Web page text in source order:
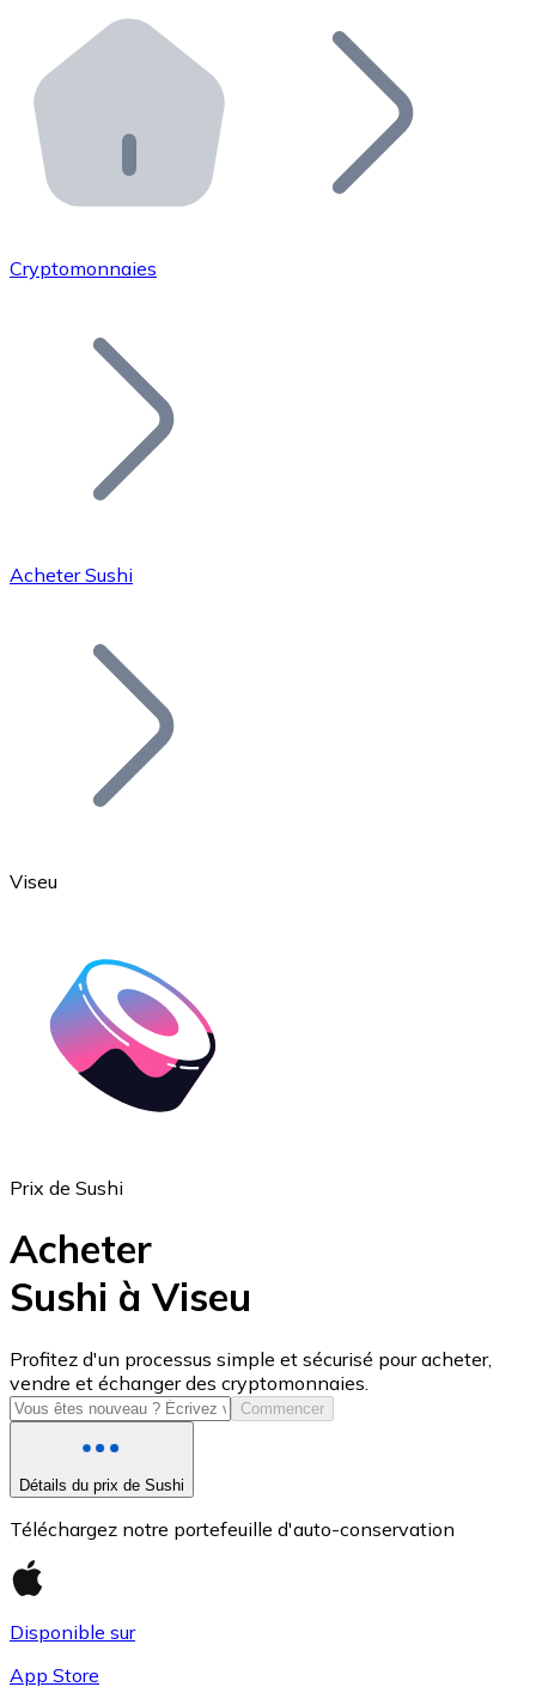
Distributeurs automatiques Bitnovo
Intégrez un ATM Bitnovo dans votre entreprise et
API Bitnovo
Intégrez notre API dans votre écosystème.
Rejoignez notre réseau de distributeurs et
Ajoutez le token de votre projet à notre service
Bitcoin
Ethereum
ETH
USD Coin
USDC
Cryptomonnaies
Acheter Sushi
Viseu
Prix de Sushi
Acheter
Sushi à Viseu
Profitez d'un processus simple et sécurisé pour acheter,
vendre et échanger des cryptomonnaies.
Commencer
Détails du prix de Sushi
Téléchargez notre portefeuille d'auto-conservation
Disponible sur
App Store